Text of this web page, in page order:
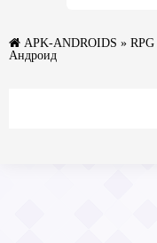
APK-ANDROIDS » RPG
Андроид